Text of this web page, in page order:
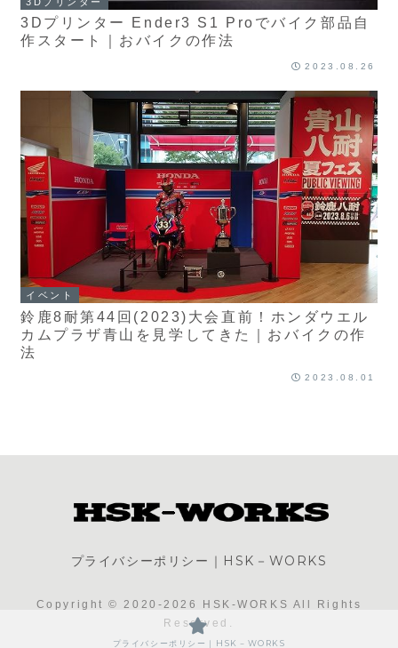
3Dプリンター Ender3 S1 Proでバイク部品自
作スタート｜おバイクの作法
2023.08.26
イベント
鈴鹿8耐第44回(2023)大会直前！ホンダウエル
カムプラザ青山を見学してきた｜おバイクの作
法
2023.08.01
プライバシーポリシー｜HSK－WORKS
Copyright © 2020-2026 HSK-WORKS All Rights
Reserved.
プライバシーポリシー｜HSK－WORKS